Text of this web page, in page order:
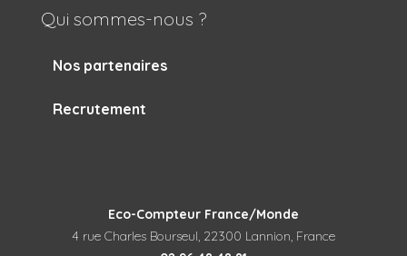
Qui sommes-nous ?
Nos partenaires
Recrutement
Eco-Compteur France/Monde
4 rue Charles Bourseul, 22300 Lannion, France